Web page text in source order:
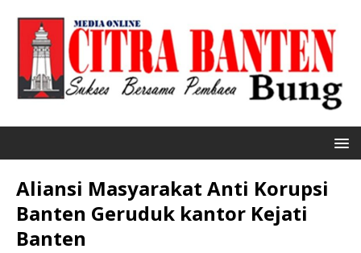
Aliansi Masyarakat Anti Korupsi
Banten Geruduk kantor Kejati
Banten